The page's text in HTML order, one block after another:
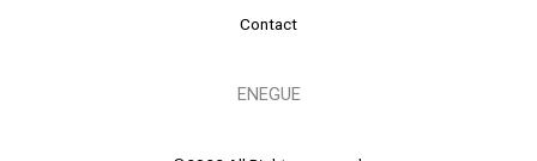
Contact
ENEGUE